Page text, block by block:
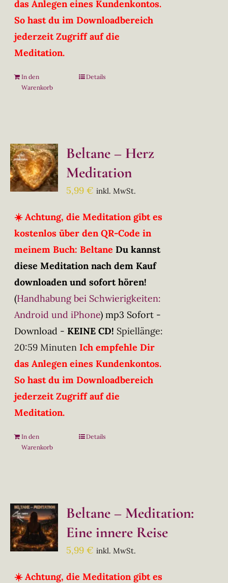
das Anlegen eines Kundenkontos.
So hast du im Downloadbereich
jederzeit Zugriff auf die
Meditation.
In den
Warenkorb
Details
Beltane – Herz
Meditation
5,99€ inkl. MwSt.
☀️ Achtung, die Meditation gibt es
kostenlos über den QR-Code in
meinem Buch: Beltane Du kannst
diese Meditation nach dem Kauf
downloaden und sofort hören!
(Handhabung bei Schwierigkeiten:
Android und iPhone) mp3 Sofort -
Download - KEINE CD! Spiellänge:
20:59 Minuten Ich empfehle Dir
das Anlegen eines Kundenkontos.
So hast du im Downloadbereich
jederzeit Zugriff auf die
Meditation.
In den
Warenkorb
Details
Beltane – Meditation:
Eine innere Reise
5,99€ inkl. MwSt.
☀️ Achtung, die Meditation gibt es